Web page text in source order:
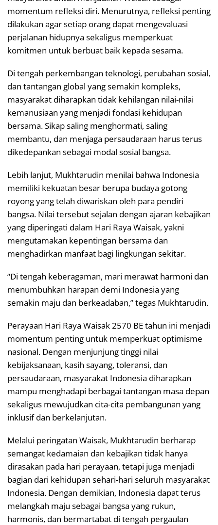
momentum refleksi diri. Menurutnya, refleksi penting
dilakukan agar setiap orang dapat mengevaluasi
perjalanan hidupnya sekaligus memperkuat
komitmen untuk berbuat baik kepada sesama.
Di tengah perkembangan teknologi, perubahan sosial,
dan tantangan global yang semakin kompleks,
masyarakat diharapkan tidak kehilangan nilai-nilai
kemanusiaan yang menjadi fondasi kehidupan
bersama. Sikap saling menghormati, saling
membantu, dan menjaga persaudaraan harus terus
dikedepankan sebagai modal sosial bangsa.
Lebih lanjut, Mukhtarudin menilai bahwa Indonesia
memiliki kekuatan besar berupa budaya gotong
royong yang telah diwariskan oleh para pendiri
bangsa. Nilai tersebut sejalan dengan ajaran kebajikan
yang diperingati dalam Hari Raya Waisak, yakni
mengutamakan kepentingan bersama dan
menghadirkan manfaat bagi lingkungan sekitar.
“Di tengah keberagaman, mari merawat harmoni dan
menumbuhkan harapan demi Indonesia yang
semakin maju dan berkeadaban,” tegas Mukhtarudin.
Perayaan Hari Raya Waisak 2570 BE tahun ini menjadi
momentum penting untuk memperkuat optimisme
nasional. Dengan menjunjung tinggi nilai
kebijaksanaan, kasih sayang, toleransi, dan
persaudaraan, masyarakat Indonesia diharapkan
mampu menghadapi berbagai tantangan masa depan
sekaligus mewujudkan cita-cita pembangunan yang
inklusif dan berkelanjutan.
Melalui peringatan Waisak, Mukhtarudin berharap
semangat kedamaian dan kebajikan tidak hanya
dirasakan pada hari perayaan, tetapi juga menjadi
bagian dari kehidupan sehari-hari seluruh masyarakat
Indonesia. Dengan demikian, Indonesia dapat terus
melangkah maju sebagai bangsa yang rukun,
harmonis, dan bermartabat di tengah pergaulan